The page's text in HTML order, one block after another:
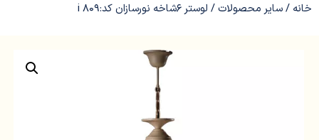
خانه /سایر محصولات/ لوستر 6شاخه نورسازان کد:809 i